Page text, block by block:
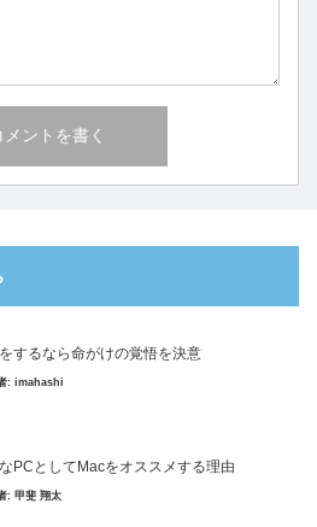
するなら命がけの覚悟を決意
: imahashi
PCとしてMacをオススメする理由
: 甲斐 翔太